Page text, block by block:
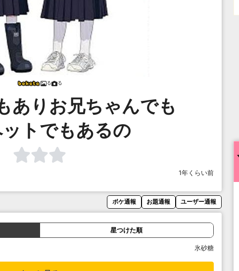
る る
ありお兄ちゃんでも
トでもあるの
1年くらい前
ボケ通報 お題通報 ユーザー通報
星つけた順
氷砂糖